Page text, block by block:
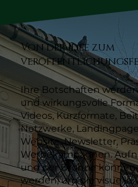
Von der Idee zum
Ihre Botschaften
und wirkungsvolle
Videos, Kurzformate,
Netzwerke,
Website, Newsletter,
Werbekampagnen.
und per Drohne
werden, um die visuelle